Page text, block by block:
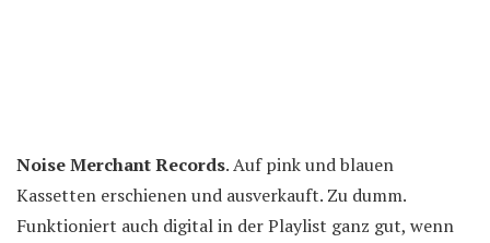
Noise Merchant Records. Auf pink und blauen
Kassetten erschienen und ausverkauft. Zu dumm.
Funktioniert auch digital in der Playlist ganz gut, wenn